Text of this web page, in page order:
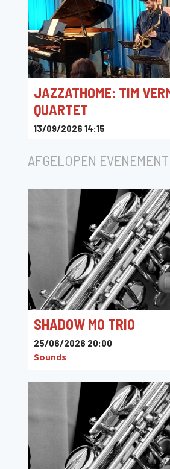
JAZZATHOME: TIM
QUARTET
13/09/2026 14:15
AFGELOPEN
SHADOW MO TRIO
25/06/2026 20:00
Sounds